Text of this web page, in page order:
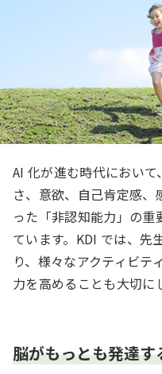
AI 化が進む時代におい
さ、意欲、自己肯定感
った「非認知能力」の
ています。KDI では、先
り、様々なアクティビテ
力を高めることも大切に
脳がもっとも発達す